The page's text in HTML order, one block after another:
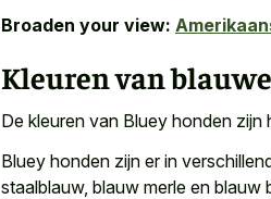
Broaden your view:
Kleuren van
De kleuren van Bluey honden zijn
Bluey honden zijn er in
staalblauw, blauw merle en blauw